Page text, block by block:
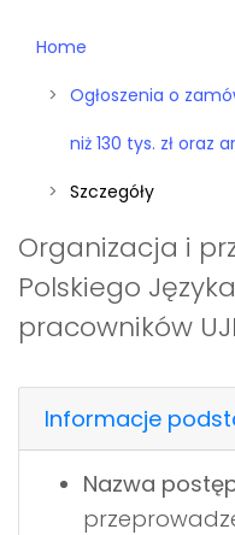
Home
Ogłoszenia o
niż 130 tys. zł oraz
Szczegóły
Organizacja i
Polskiego
pracowników
Informacje
Nazwa